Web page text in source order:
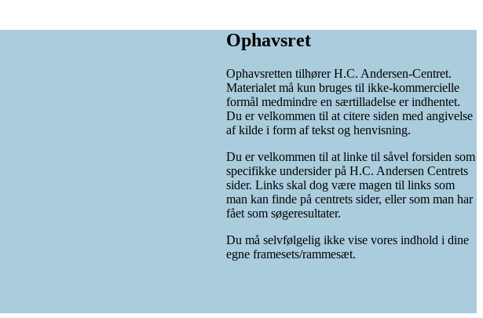
Ophavsret
Ophavsretten tilhører H.C. Andersen-Centret.
Materialet må kun bruges til ikke-kommercielle
formål medmindre en særtilladelse er indhentet.
Du er velkommen til at citere siden med angivelse
af kilde i form af tekst og henvisning.
Du er velkommen til at linke til såvel forsiden som
specifikke undersider på H.C. Andersen Centrets
sider. Links skal dog være magen til links som
man kan finde på centrets sider, eller som man har
fået som søgeresultater.
Du må selvfølgelig ikke vise vores indhold i dine
egne framesets/rammesæt.